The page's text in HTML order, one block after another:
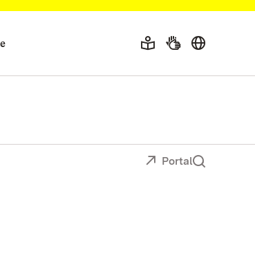
Portal